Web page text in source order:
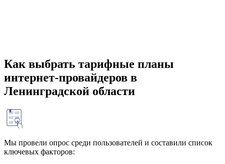
Как выбрать тарифные планы
интернет-провайдеров в
Ленинградской области
Мы провели опрос среди пользователей и составили список
ключевых факторов: